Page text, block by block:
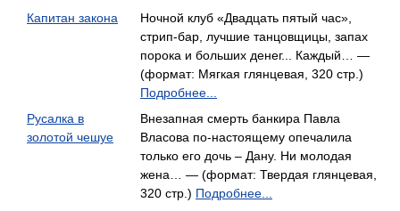
Капитан закона
Ночной клуб «Двадцать пятый час»,
стрип-бар, лучшие танцовщицы, запах
порока и больших денег... Каждый… —
(формат: Мягкая глянцевая, 320 стр.)
Подробнее...
Русалка в
золотой чешуе
Внезапная смерть банкира Павла
Власова по-настоящему опечалила
только его дочь – Дану. Ни молодая
жена… — (формат: Твердая глянцевая,
320 стр.) Подробнее...